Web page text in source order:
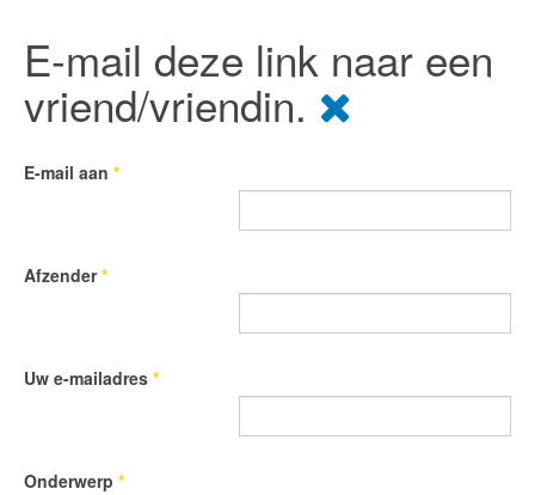
E-mail deze link naar een
vriend/vriendin.
E-mail aan *
Afzender*
Uw e-mailadres *
Onderwerp *